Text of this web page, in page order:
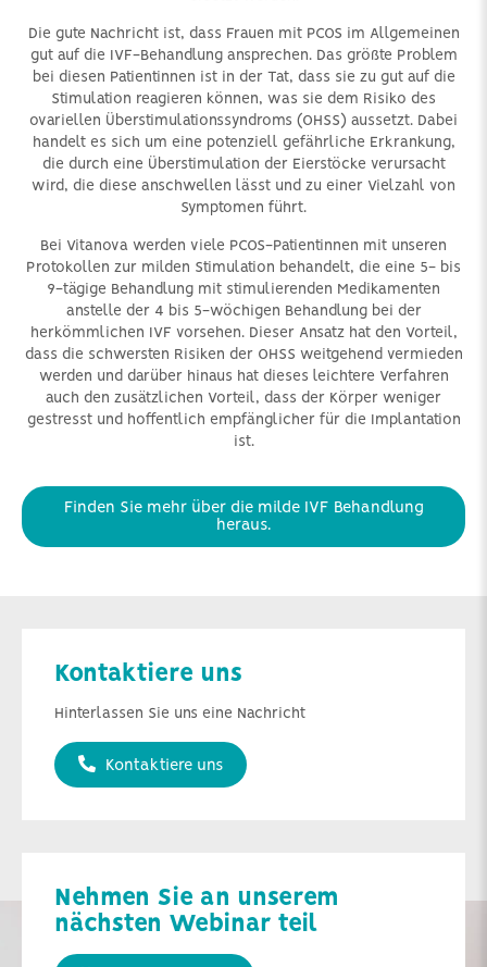
Die gute Nachricht ist, dass Frauen mit PCOS im Allgemeinen
gut auf die IVF-Behandlung ansprechen. Das größte Problem
bei diesen Patientinnen ist in der Tat, dass sie zu gut auf die
Stimulation reagieren können, was sie dem Risiko des
ovariellen Überstimulationssyndroms (OHSS) aussetzt. Dabei
handelt es sich um eine potenziell gefährliche Erkrankung,
die durch eine Überstimulation der Eierstöcke verursacht
wird, die diese anschwellen lässt und zu einer Vielzahl von
Symptomen führt.
Bei Vitanova werden viele PCOS-Patientinnen mit unseren
Protokollen zur milden Stimulation behandelt, die eine 5- bis
9-tägige Behandlung mit stimulierenden Medikamenten
anstelle der 4 bis 5-wöchigen Behandlung bei der
herkömmlichen IVF vorsehen. Dieser Ansatz hat den Vorteil,
dass die schwersten Risiken der OHSS weitgehend vermieden
werden und darüber hinaus hat dieses leichtere Verfahren
auch den zusätzlichen Vorteil, dass der Körper weniger
gestresst und hoffentlich empfänglicher für die Implantation
ist.
Finden Sie mehr über die milde IVF Behandlung
heraus.
Kontaktiere uns
Hinterlassen Sie uns eine Nachricht
Kontaktiere uns
Nehmen Sie an unserem
nächsten Webinar teil